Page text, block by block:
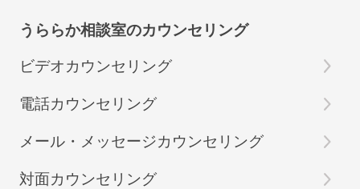
うららか相談室のカウンセリング
ビデオカウンセリング
電話カウンセリング
メール・メッセージカウンセリング
対面カウンセリング